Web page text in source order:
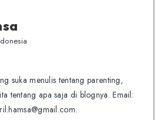
suka menulis tentang parenting,
tentang apa saja di blognya. Email: